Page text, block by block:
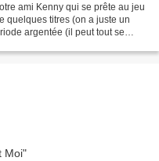
ami Kenny qui se prête au jeu
quelques titres (on a juste un
argentée (il peut tout se